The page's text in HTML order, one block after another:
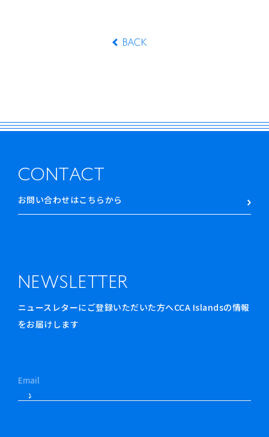
BACK
CONTACT
お問い合わせはこちらから
NEWSLETTER
ニュースレターにご登録いただいた方へCCA Islandsの情報
をお届けします